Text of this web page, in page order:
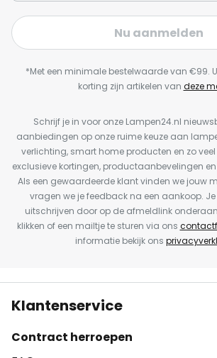
Nu aanmelden
*Met een minimale bestelwaarde van €99.
korting zijn artikelen van deze
Schrijf je in voor onze Lampen24.nl
aanbiedingen op onze ruime keuze aan
verlichting, smart home producten en zo
exclusieve kortingen, productaanbevelingen
Als een gewaardeerde klant vinden we jouw
vragen we je feedback na een aankoop.
uitschrijven door op de afmeldlink
klikken of een mailtje te sturen via ons
informatie bekijk ons
Klantenservice
Contract herroepen